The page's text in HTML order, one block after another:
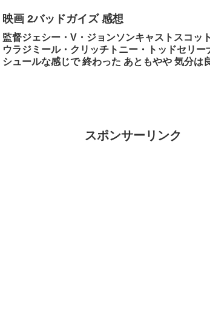
映画 2バッドガイズ 感想
監督ジェシー・V・ジョンソンキャストスコッ
ウラジミール・クリッチトニー・トッドセリ
シュールな感じで 終わった あともやや 気分は
スポンサーリンク